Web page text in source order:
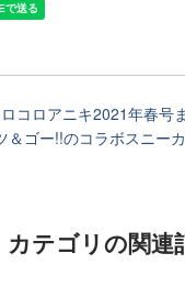
コロアニキ2021年春号
＆ゴー!!のコラボスニー
カテゴリの関連